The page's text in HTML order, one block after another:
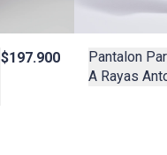
$197.900
Pantalon
A Rayas